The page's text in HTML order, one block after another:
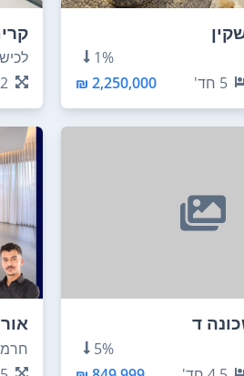
1%
5 חד' 2,250,000 ₪
לכיש
ד
5%